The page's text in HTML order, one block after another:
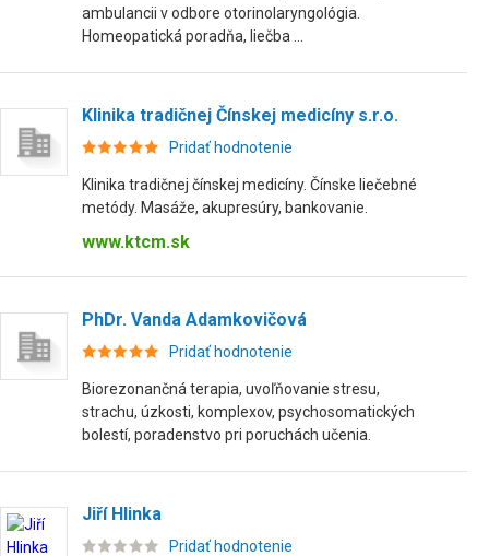
ambulancii v odbore otorinolaryngológia.
Homeopatická poradňa, liečba ...
Klinika tradičnej Čínskej medicíny s.r.o.
Pridať hodnotenie
Klinika tradičnej čínskej medicíny. Čínske liečebné
metódy. Masáže, akupresúry, bankovanie.
www.ktcm.sk
PhDr. Vanda Adamkovičová
Pridať hodnotenie
Biorezonančná terapia, uvoľňovanie stresu,
strachu, úzkosti, komplexov, psychosomatických
bolestí, poradenstvo pri poruchách učenia.
Jiří Hlinka
Pridať hodnotenie